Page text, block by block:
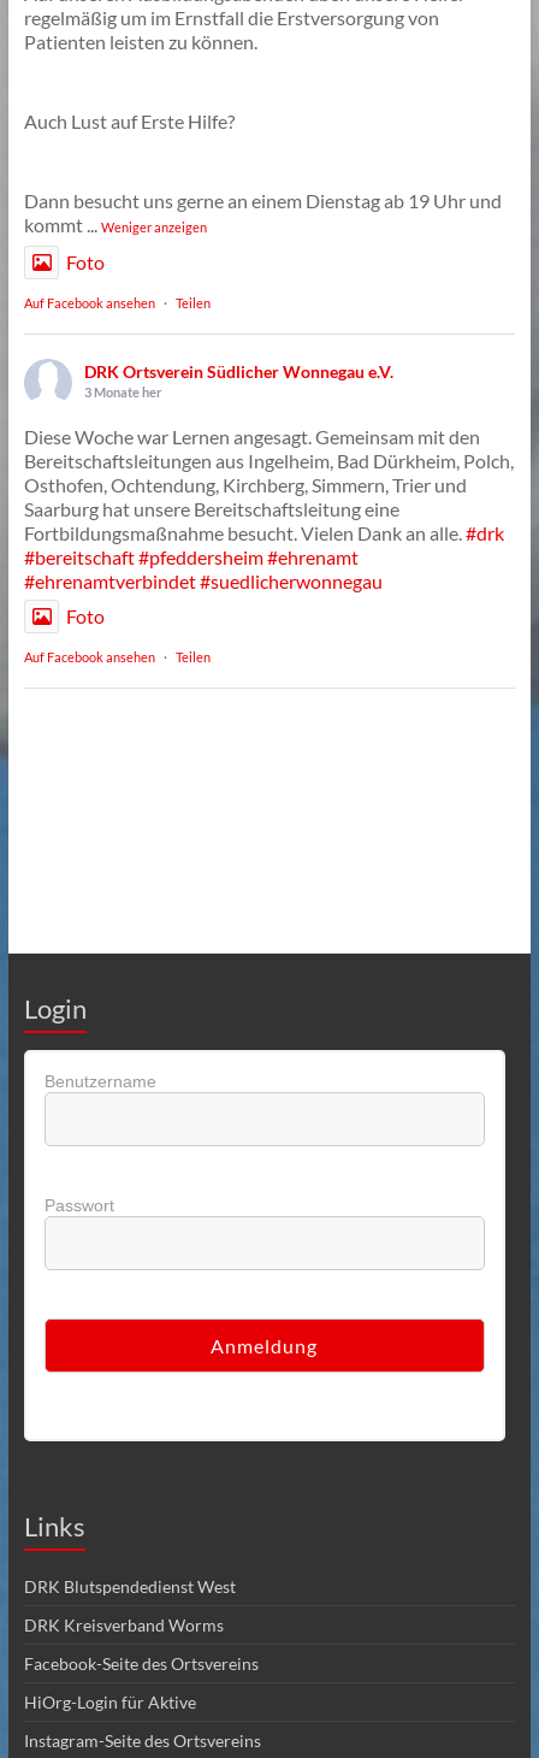
regelmäßig um im Ernstfall die Erstversorgung von
Patienten leisten zu können.
Auch Lust auf Erste Hilfe?
Dann besucht uns gerne an einem Dienstag ab 19 Uhr und
kommt ... Weniger anzeigen
Foto
Auf Facebook ansehen · Teilen
DRK Ortsverein Südlicher Wonnegau e.V.
3 Monate her
Diese Woche war Lernen angesagt. Gemeinsam mit den
Bereitschaftsleitungen aus Ingelheim, Bad Dürkheim, Polch,
Osthofen, Ochtendung, Kirchberg, Simmern, Trier und
Saarburg hat unsere Bereitschaftsleitung eine
Fortbildungsmaßnahme besucht. Vielen Dank an alle.#drk
#bereitschaft#pfeddersheim#ehrenamt
#ehrenamtverbindet#suedlicherwonnegau
Foto
Auf Facebook ansehen · Teilen
Login
Benutzername
Passwort
Links
DRK Blutspendedienst West
DRK Kreisverband Worms
Facebook-Seite des Ortsvereins
HiOrg-Login für Aktive
Instagram-Seite des Ortsvereins